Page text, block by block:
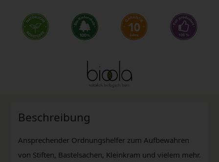
Beschreibung
Ansprechender Ordnungshelfer zum Aufbewahren
von Stiften, Bastelsachen, Kleinkram und vielem mehr.